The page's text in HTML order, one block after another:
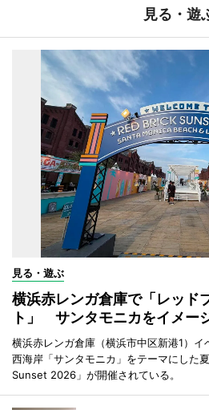
見る・遊
見る・遊ぶ
横浜赤レンガ倉庫で「レッド
ト」 サンタモニカをイメー
横浜赤レンガ倉庫（横浜市中区新港1）イ
西海岸「サンタモニカ」をテーマにした
Sunset 2026」が開催されている。